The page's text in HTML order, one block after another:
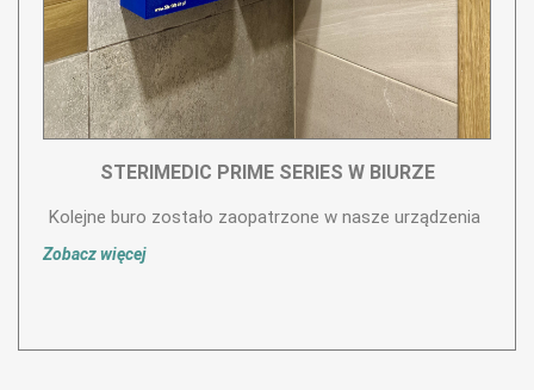
STERIMEDIC PRIME SERIES W BIURZE
Kolejne buro zostało zaopatrzone w nasze urządzenia
Zobacz więcej